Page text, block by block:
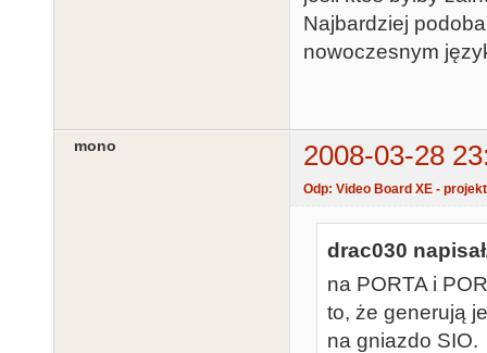
Najbardziej
nowoczesnym
mono 2008-03-28
Odp: Video Board XE -
drac030
na PORTA i
to, że generują
na gniazdo SIO.